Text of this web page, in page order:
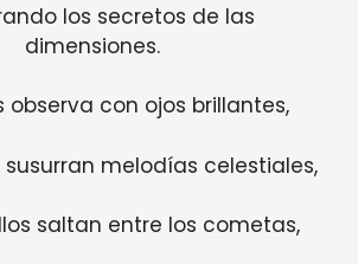
los secretos de las
dimensiones.
observa con ojos brillantes,
susurran melodías celestiales,
saltan entre los cometas,